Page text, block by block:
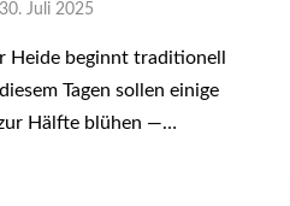
30. Juli 2025
Heide beginnt traditionell
Tagen sollen einige
Hälfte blühen —…